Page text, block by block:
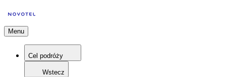
Menu
Cel podróży
Wstecz